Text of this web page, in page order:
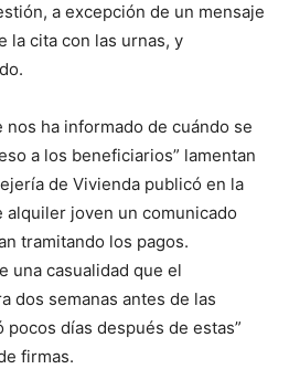
a excepción de un mensaje
la cita con las urnas, y
nos ha informado de cuándo se
a los beneficiarios” lamentan
de Vivienda publicó en la
alquiler joven un comunicado
tramitando los pagos.
una casualidad que el
dos semanas antes de las
días después de estas”
firmas.